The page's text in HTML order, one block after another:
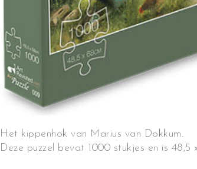
Het kippenhok van Marius van Dokkum.
Deze puzzel bevat 1000 stukjes en is 48,5